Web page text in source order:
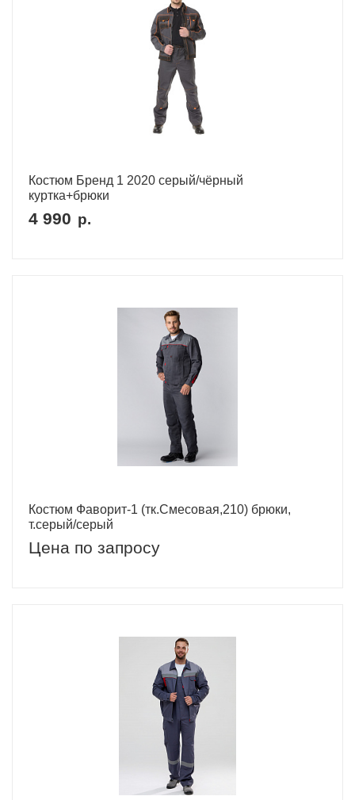
Костюм Бренд 1 2020 серый/чёрный
куртка+брюки
4 990 р.
Костюм Фаворит-1 (тк.Смесовая,210) брюки,
т.серый/серый
Цена по запросу